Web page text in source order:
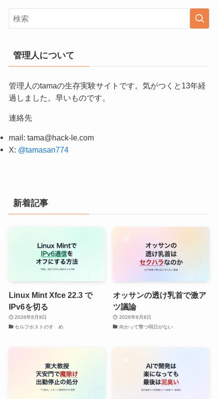
管理人について
管理人のtamaの生存実験サイトです。気がつくと13年経
過しました。早いものです。
連絡先
mail: tama@hack-le.com
X: @tamasan774
新着記事
Linux Mint Xfce 22.3 で
IPv6を切る
2026年8月9日
セルフホストのすゝめ
オッサンの透け乳首で激ア
ツ議論
2026年8月8日
向かって撃つ明日がない